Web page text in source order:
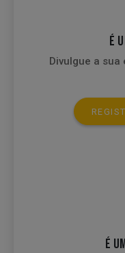
É
Divulgue a sua
É